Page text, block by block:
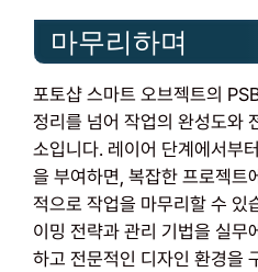
마무리하며
포토샵 스마트 오브젝트의
정리를 넘어 작업의 완성도와
소입니다. 레이어 단계에서부
을 부여하면, 복잡한 프로젝트
적으로 작업을 마무리할 수 있
이밍 전략과 관리 기법을 실무
하고 전문적인 디자인 환경을